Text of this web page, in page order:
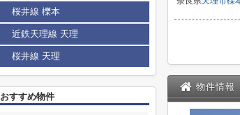
物件情報
桜井線 櫟本
近鉄天理線 天理
桜井線 天理
おすすめ物件